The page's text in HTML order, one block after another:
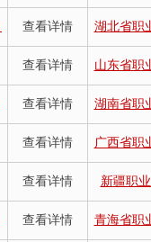
查看详情 湖北省职
查看详情 山东省职
查看详情 湖南省职
查看详情 广西省职
查看详情 新疆职
查看详情 青海省职